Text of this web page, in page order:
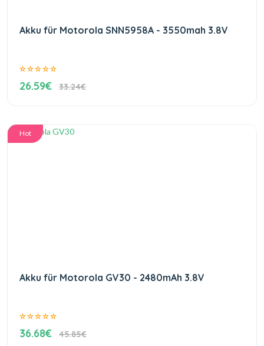
Akku für Motorola SNN5958A - 3550mah 3.8V
26.59€ 33.24€
Hot
Akku für Motorola GV30 - 2480mAh 3.8V
36.68€ 45.85€